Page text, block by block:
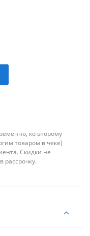
ко второму
товаром в чеке)
Скидки не